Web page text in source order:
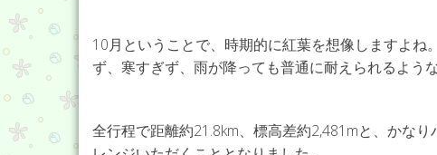
10月ということで、時期的に紅葉を想像しますよ
ず、寒すぎず、雨が降っても普通に耐えられるよう
全行程で距離約21.8km、標高差約2,481mと、かな